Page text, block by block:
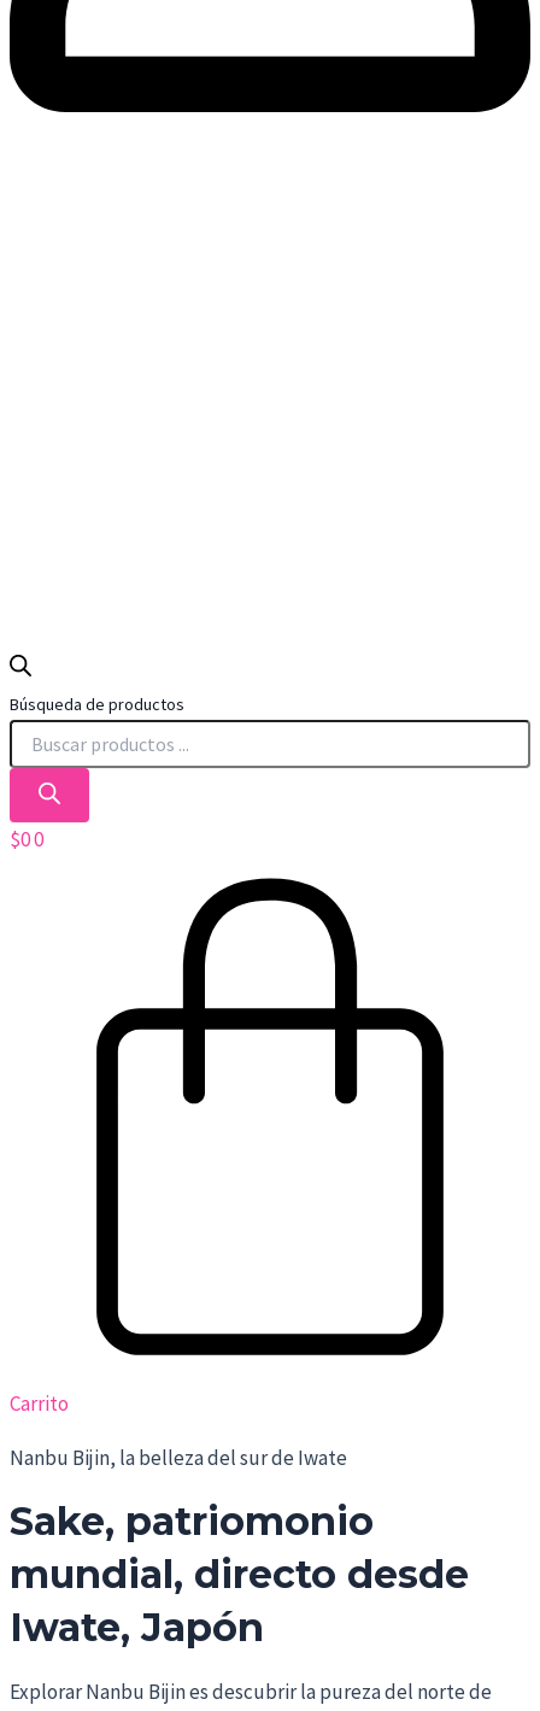
Búsqueda de productos
$00
Carrito
Nanbu Bijin, la belleza del sur de Iwate
Sake, patriomonio
mundial, directo desde
Iwate, Japón
Explorar Nanbu Bijin es descubrir la pureza del norte de